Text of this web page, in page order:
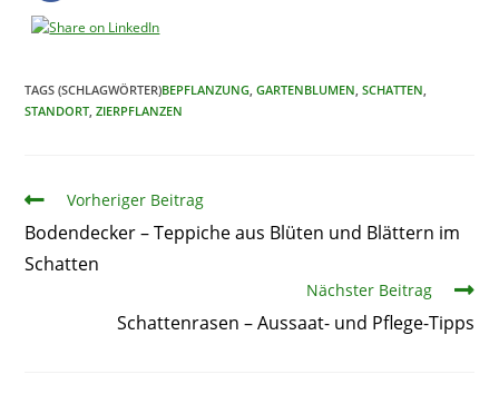
TAGS (SCHLAGWÖRTER)BEPFLANZUNG, GARTENBLUMEN, SCHATTEN,
STANDORT, ZIERPFLANZEN
ArtikelVorheriger Beitrag
Bodendecker – Teppiche aus Blüten und Blättern im
Schatten
Nächster Beitrag
Schattenrasen – Aussaat- und Pflege-Tipps